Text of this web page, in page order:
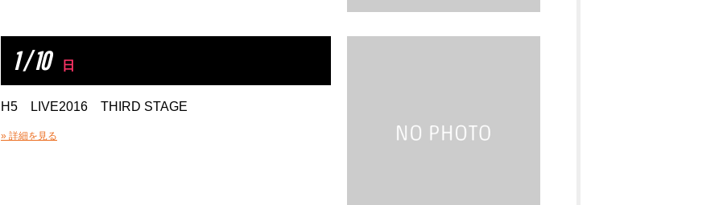
1 / 10 日
H5 LIVE2016 THIRD STAGE
» 詳細を見る